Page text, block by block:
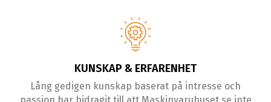
KUNSKAP & ERFARENHET
Lång gedigen kunskap baserat på intresse och